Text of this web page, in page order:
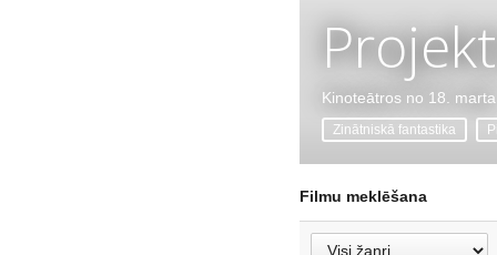
Kinoteātros no 18. marta
Zinātniskā fantastika
Filmu meklēšana